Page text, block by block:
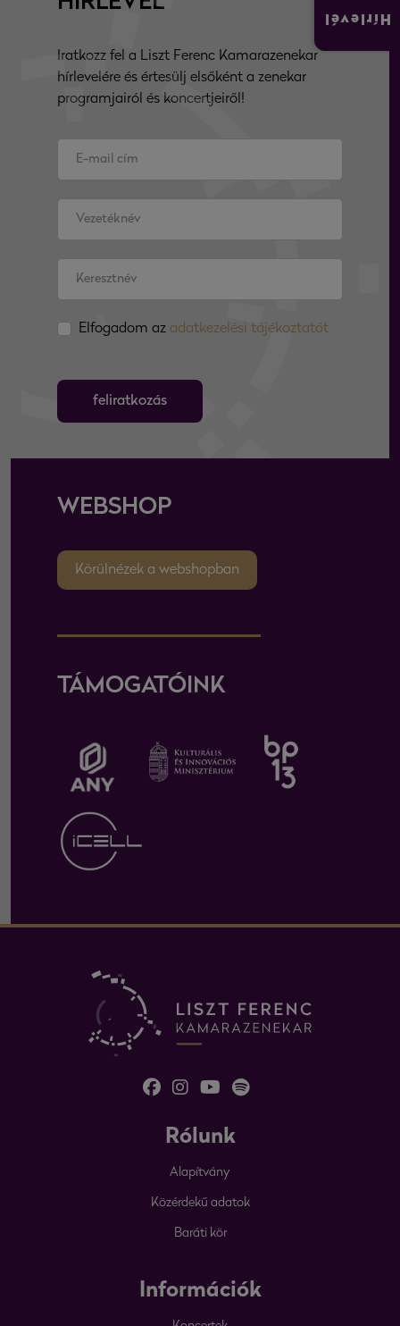
Iratkozz fel a Liszt Ferenc Kamarazenekar
hírlevelére és értesülj elsőként a zenekar
programjairól és koncertjeiről!
Elfogadom az adatkezelési tájékoztatót
feliratkozás
WEBSHOP
Körülnézek a webshopban
TÁMOGATÓINK
Hírlevél
Rólunk
Alapítvány
Közérdekű adatok
Baráti kör
Információk